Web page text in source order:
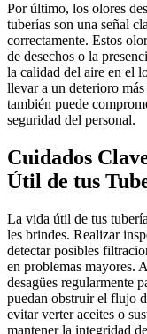
Por último, los olores
tuberías son una señal
correctamente. Estos
de desechos o la
la calidad del aire en el
llevar a un deterioro
también puede
seguridad del personal.
Cuidados
Útil de tus
La vida útil de tus
les brindes. Realizar
detectar posibles
en problemas mayores.
desagües regularmente
puedan obstruir el flujo
evitar verter aceites o
mantener la integridad